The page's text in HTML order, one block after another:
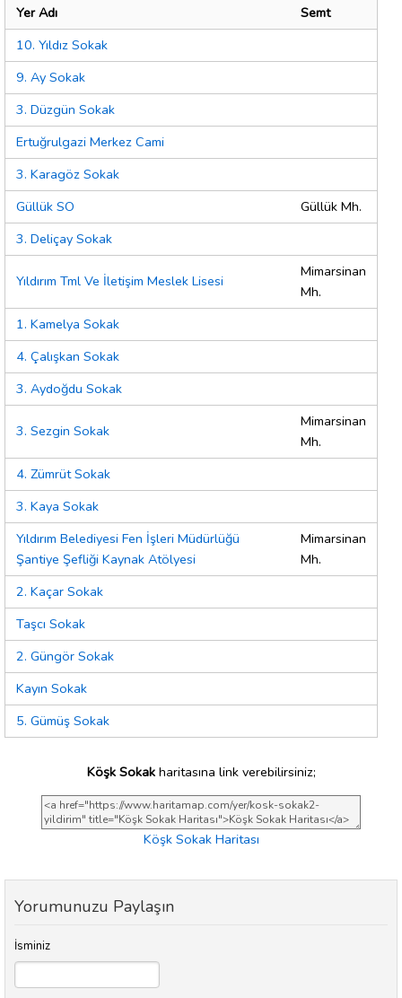
Yer Adı
Semt
10. Yıldız Sokak
9. Ay Sokak
3. Düzgün Sokak
Ertuğrulgazi Merkez Cami
3. Karagöz Sokak
Güllük SO
Güllük Mh.
3. Deliçay Sokak
Yıldırım Tml Ve İletişim Meslek Lisesi
Mimarsinan
Mh.
1. Kamelya Sokak
4. Çalışkan Sokak
3. Aydoğdu Sokak
3. Sezgin Sokak
Mimarsinan
Mh.
4. Zümrüt Sokak
3. Kaya Sokak
Yıldırım Belediyesi Fen İşleri Müdürlüğü
Şantiye Şefliği Kaynak Atölyesi
Mimarsinan
Mh.
2. Kaçar Sokak
Taşcı Sokak
2. Güngör Sokak
Kayın Sokak
5. Gümüş Sokak
Köşk Sokakharitasına link verebilirsiniz;
Köşk Sokak Haritası
Yorumunuzu Paylaşın
İsminiz